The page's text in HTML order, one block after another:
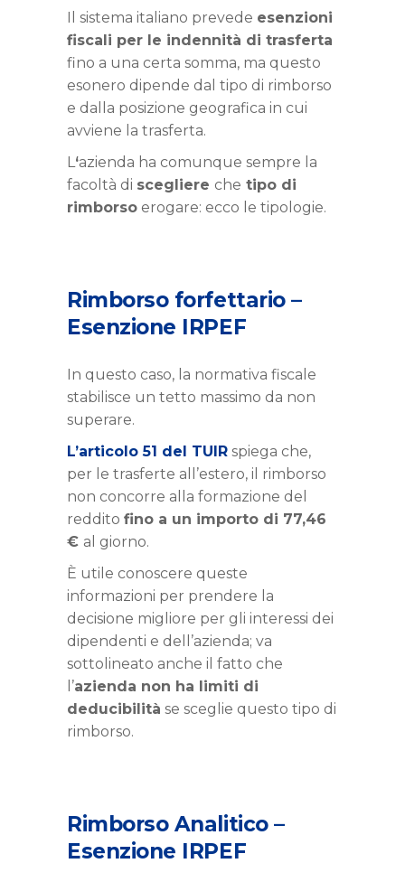
Il sistema italiano prevede esenzioni
fiscali per le indennità di trasferta
fino a una certa somma, ma questo
esonero dipende dal tipo di rimborso
e dalla posizione geografica in cui
avviene la trasferta.
L‘azienda ha comunque sempre la
facoltà di scegliere che tipo di
rimborso erogare: ecco le tipologie.
Rimborso forfettario –
Esenzione IRPEF
In questo caso, la normativa fiscale
stabilisce un tetto massimo da non
superare.
L’articolo 51 del TUIR spiega che,
per le trasferte all’estero, il rimborso
non concorre alla formazione del
reddito fino a un importo di 77,46
€ al giorno.
È utile conoscere queste
informazioni per prendere la
decisione migliore per gli interessi dei
dipendenti e dell’azienda; va
sottolineato anche il fatto che
l’azienda non ha limiti di
deducibilità se sceglie questo tipo di
rimborso.
Rimborso Analitico –
Esenzione IRPEF